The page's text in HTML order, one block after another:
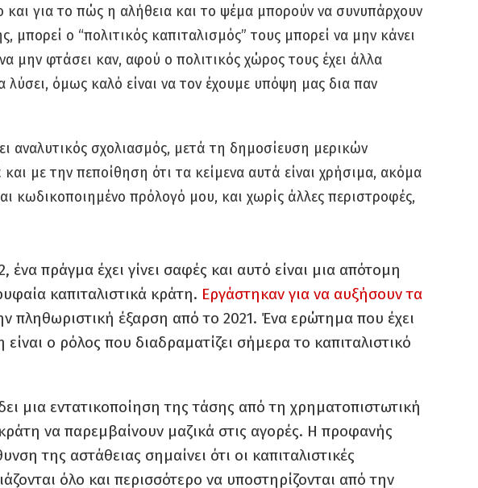
και για το πώς η αλήθεια και το ψέμα μπορούν να συνυπάρχουν
μπορεί ο “πολιτικός καπιταλισμός” τους μπορεί να μην κάνει
μην φτάσει καν, αφού ο πολιτικός χώρος τους έχει άλλα
όμως καλό είναι να τον έχουμε υπόψη μας δια παν
αναλυτικός σχολιασμός, μετά τη δημοσίευση μερικών
με την πεποίθηση ότι τα κείμενα αυτά είναι χρήσιμα, ακόμα
κωδικοποιημένο πρόλογό μου, και χωρίς άλλες περιστροφές,
ένα πράγμα έχει γίνει σαφές και αυτό είναι μια απότομη
καπιταλιστικά κράτη. Εργάστηκαν για να αυξήσουν τα
πληθωριστική έξαρση από το 2021. Ένα ερώτημα που έχει
είναι ο ρόλος που διαδραματίζει σήμερα το καπιταλιστικό
μια εντατικοποίηση της τάσης από τη χρηματοπιστωτική
να παρεμβαίνουν μαζικά στις αγορές. Η προφανής
της αστάθειας σημαίνει ότι οι καπιταλιστικές
όλο και περισσότερο να υποστηρίζονται από την